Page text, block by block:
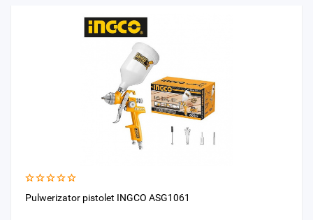
Pulwerizator pistolet INGCO ASG1061